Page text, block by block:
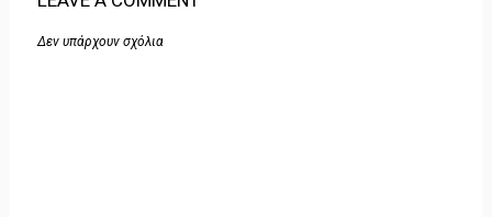
Δεν υπάρχουν σχόλια